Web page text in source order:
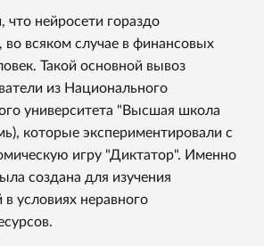
что нейросети гораздо
во всяком случае в финансовых
Такой основной вывоз
из Национального
университета "Высшая школа
которые экспериментировали с
игру "Диктатор". Именно
создана для изучения
условиях неравного